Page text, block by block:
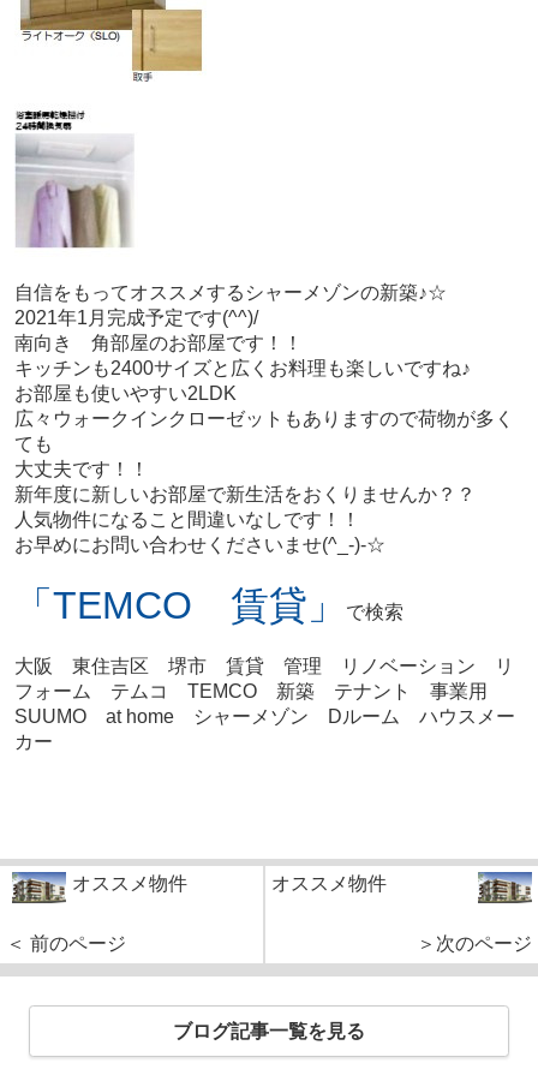
自信をもってオススメするシャーメゾンの新築♪☆
2021年1月完成予定です(^^)/
南向き 角部屋のお部屋です！！
キッチンも2400サイズと広くお料理も楽しいですね♪
お部屋も使いやすい2LDK
広々ウォークインクローゼットもありますので荷物が多く
ても
大丈夫です！！
新年度に新しいお部屋で新生活をおくりませんか？？
人気物件になること間違いなしです！！
お早めにお問い合わせくださいませ(^_-)-☆
「TEMCO 賃貸」 で検索
大阪 東住吉区 堺市 賃貸 管理 リノベーション リ
フォーム テムコ TEMCO 新築 テナント 事業用
SUUMO at home シャーメゾン Dルーム ハウスメー
カー
オススメ物件
＜ 前のページ
オススメ物件
＞次のページ
ブログ記事一覧を見る